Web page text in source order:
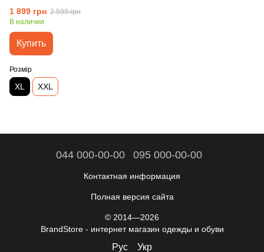
Windbreaker Черный
1 899 грн 2 599 грн
В наличии
Купить
Розмір
XL XXL
044 000-00-00 095 000-00-00
Контактная информация
Полная версия сайта
© 2014—2026
BrandStore - интернет магазин одежды и обуви
Рус Укр